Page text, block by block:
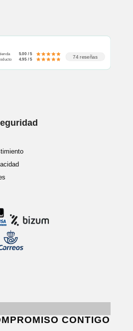
5.00 / 5
4.95 / 5 74 reseñas
CONTIGO